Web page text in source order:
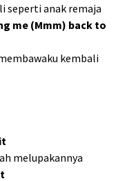
seperti anak remaja
me (Mmm) back to
kembali
melupakannya